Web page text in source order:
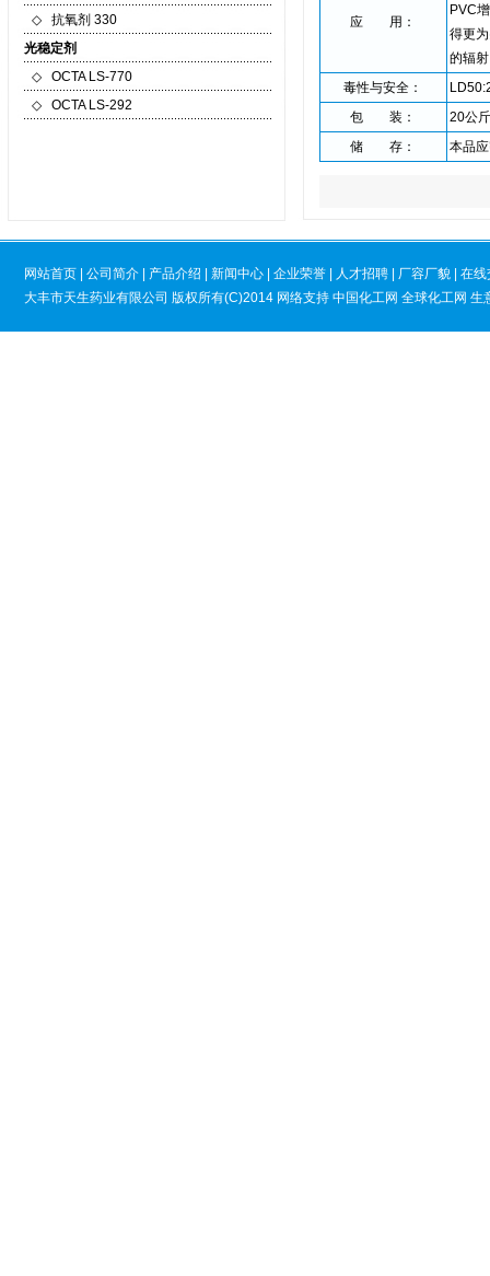
◇
抗氧剂 330
光稳定剂
◇
OCTA LS-770
◇
OCTA LS-292
应 用：
PVC
得更
的辐
毒性与安全：
包 装：
20公
储 存：
本品
网站首页 公司简介 产品介绍 新闻中心 企业荣誉 人才招聘 厂容厂貌
在线
大丰市天生药业有限公司 版权所有(C)2014 网络支持 中国化工网 全球化工网 生